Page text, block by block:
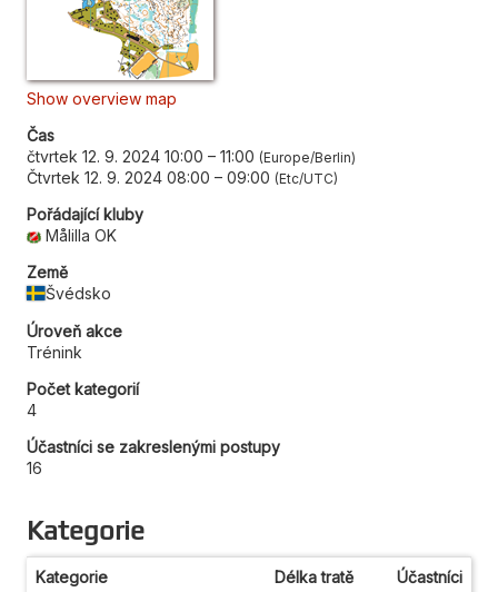
Show overview map
Čas
čtvrtek 12. 9. 2024 10:00 – 11:00 Europe/Berlin
Čtvrtek 12. 9. 2024 08:00 – 09:00 Etc/UTC
Pořádající kluby
Målilla OK
Země
Švédsko
Úroveň akce
Trénink
Počet kategorií
4
Účastníci se zakreslenými postupy
16
Kategorie
Kategorie Délka tratě Účastníci